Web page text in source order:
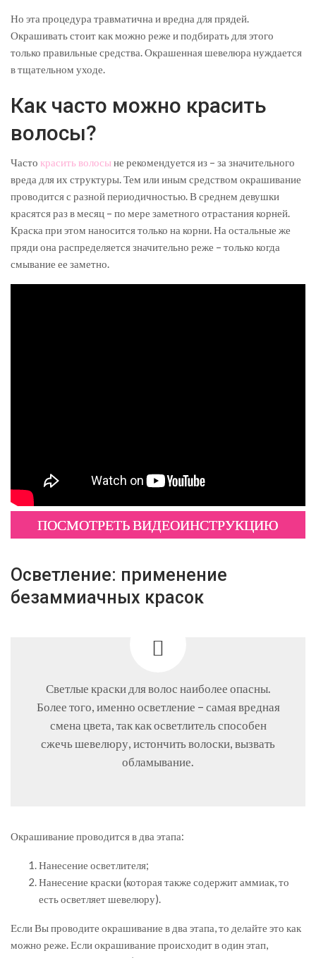
Но эта процедура травматична и вредна для прядей.
Окрашивать стоит как можно реже и подбирать для этого
только правильные средства. Окрашенная шевелюра нуждается
в тщательном уходе.
Как часто можно красить
волосы?
Часто красить волосыне рекомендуется из – за значительного
вреда для их структуры. Тем или иным средством окрашивание
проводится с разной периодичностью. В среднем девушки
красятся раз в месяц – по мере заметного отрастания корней.
Краска при этом наносится только на корни. На остальные же
пряди она распределяется значительно реже – только когда
смывание ее заметно.
ПОСМОТРЕТЬ ВИДЕОИНСТРУКЦИЮ
Осветление: применение
безаммиачных красок
Светлые краски для волос наиболее опасны.
Более того, именно осветление – самая вредная
смена цвета, так как осветлитель способен
сжечь шевелюру, истончить волоски, вызвать
обламывание.
Окрашивание проводится в два этапа:
Нанесение осветлителя;
Нанесение краски (которая также содержит аммиак, то
есть осветляет шевелюру).
Если Вы проводите окрашивание в два этапа, то делайте это как
можно реже. Если окрашивание происходит в один этап,